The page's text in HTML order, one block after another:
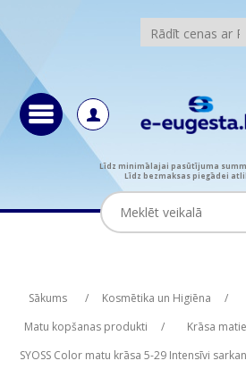
Līdz minimālajai pasūtījuma
Līdz bezmaksas piegādei
Sākums / Kosmētika un Higiēna
/
Matu kopšanas produkti
/ Krāsa
SYOSS Color matu krāsa 5-29 Intensīvi